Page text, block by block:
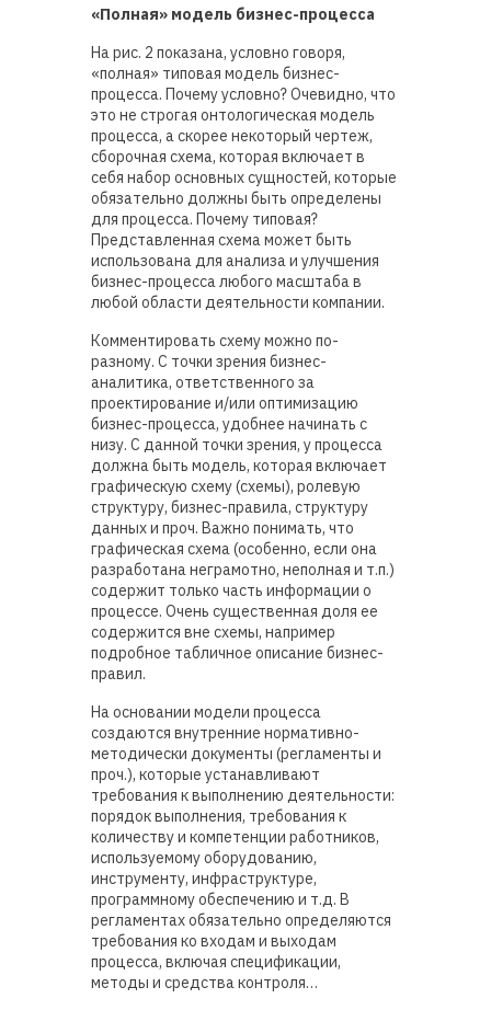
«Полная» модель бизнес-процесса
На рис. 2 показана, условно говоря,
«полная» типовая модель бизнес-
процесса. Почему условно? Очевидно, что
это не строгая онтологическая модель
процесса, а скорее некоторый чертеж,
сборочная схема, которая включает в
себя набор основных сущностей, которые
обязательно должны быть определены
для процесса. Почему типовая?
Представленная схема может быть
использована для анализа и улучшения
бизнес-процесса любого масштаба в
любой области деятельности компании.
Комментировать схему можно по-
разному. С точки зрения бизнес-
аналитика, ответственного за
проектирование и/или оптимизацию
бизнес-процесса, удобнее начинать с
низу. С данной точки зрения, у процесса
должна быть модель, которая включает
графическую схему (схемы), ролевую
структуру, бизнес-правила, структуру
данных и проч. Важно понимать, что
графическая схема (особенно, если она
разработана неграмотно, неполная и т.п.)
содержит только часть информации о
процессе. Очень существенная доля ее
содержится вне схемы, например
подробное табличное описание бизнес-
правил.
На основании модели процесса
создаются внутренние нормативно-
методически документы (регламенты и
проч.), которые устанавливают
требования к выполнению деятельности:
порядок выполнения, требования к
количеству и компетенции работников,
используемому оборудованию,
инструменту, инфраструктуре,
программному обеспечению и т.д. В
регламентах обязательно определяются
требования ко входам и выходам
процесса, включая спецификации,
методы и средства контроля…